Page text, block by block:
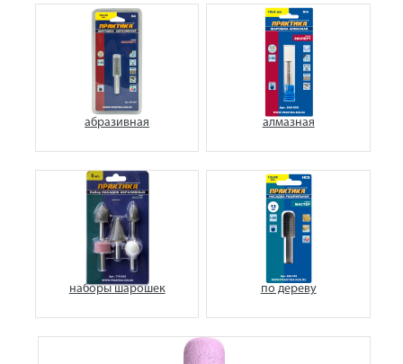
абразивная алмазная
наборы шарошек по дереву